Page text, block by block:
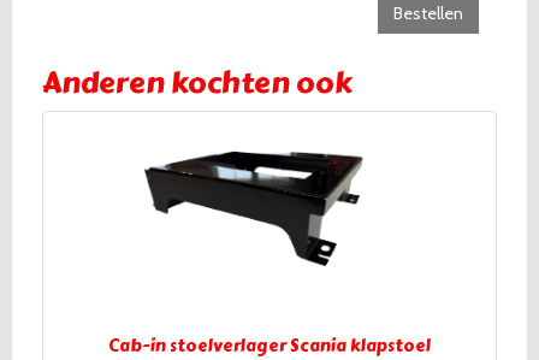
Bestellen
Anderen kochten ook
Cab-in stoelverlager Scania klapstoel